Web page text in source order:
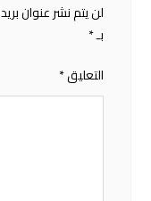
لن يتم نشر عنوان
بـ*
التعليق*